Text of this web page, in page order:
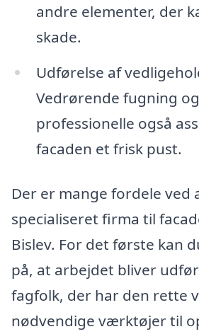
andre elementer, der
skade.
Udførelse af
Vedrørende fugning
professionelle også
facaden et frisk pust.
Der er mange fordele ved
specialiseret firma til
Bislev. For det første kan
på, at arbejdet bliver
fagfolk, der har den rette
nødvendige værktøjer til